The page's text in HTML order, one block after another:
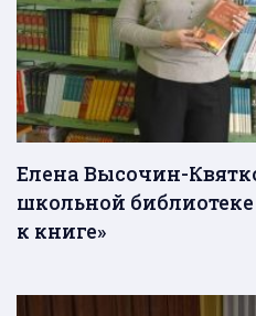
Елена Высочин-
школьной
к книге»